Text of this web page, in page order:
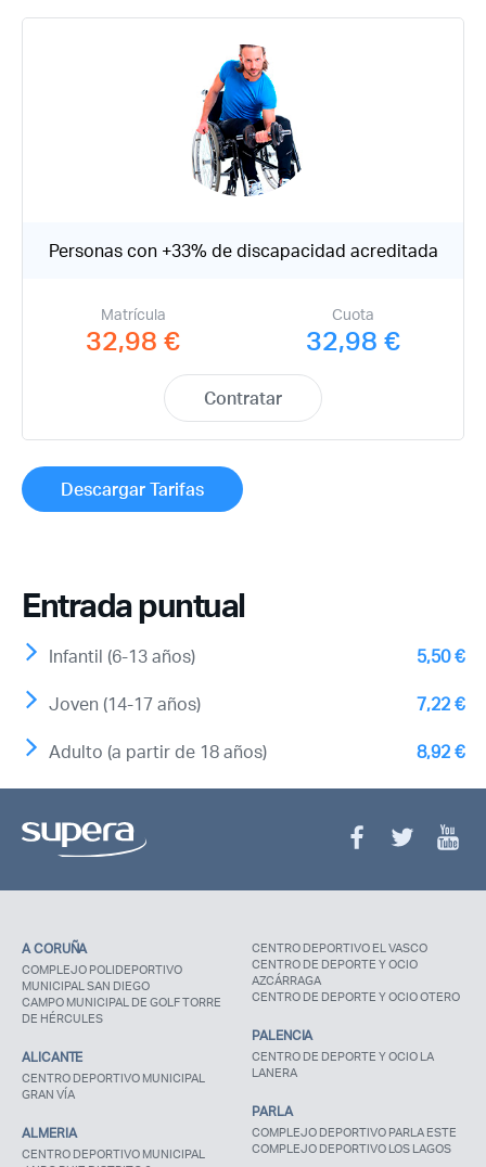
Personas con +33% de discapacidad acreditada
Matrícula
32,98 €
Cuota
32,98 €
Contratar
Descargar Tarifas
Entrada puntual
Infantil (6-13 años) 5,50 €
Joven (14-17 años) 7,22 €
Adulto (a partir de 18 años) 8,92 €
A CORUÑA
COMPLEJO POLIDEPORTIVO
MUNICIPAL SAN DIEGO
CAMPO MUNICIPAL DE GOLF TORRE
DE HÉRCULES
ALICANTE
CENTRO DEPORTIVO MUNICIPAL
GRAN VÍA
ALMERIA
CENTRO DEPORTIVO MUNICIPAL
CENTRO DEPORTIVO EL VASCO
CENTRO DE DEPORTE Y OCIO
AZCÁRRAGA
CENTRO DE DEPORTE Y OCIO OTERO
PALENCIA
CENTRO DE DEPORTE Y OCIO LA
LANERA
PARLA
COMPLEJO DEPORTIVO PARLA ESTE
COMPLEJO DEPORTIVO LOS LAGOS